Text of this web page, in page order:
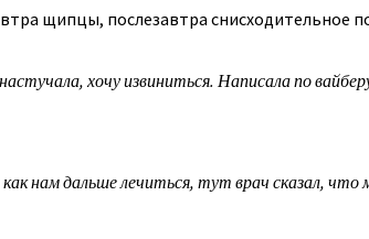
щипцы, послезавтра снисходительное
хочу извиниться. Написала по
нам дальше лечиться, тут врач сказал,